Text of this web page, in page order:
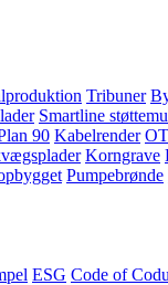
Tribuner
Smartline
90 Kabelrender
Korngrave
Pumpebrønde
ESG Code of